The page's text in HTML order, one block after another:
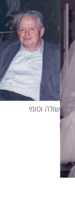
שולה וטומי